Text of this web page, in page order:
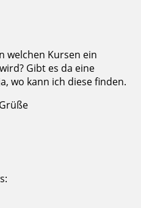
welchen Kursen ein
Gibt es da eine
wo kann ich diese finden.